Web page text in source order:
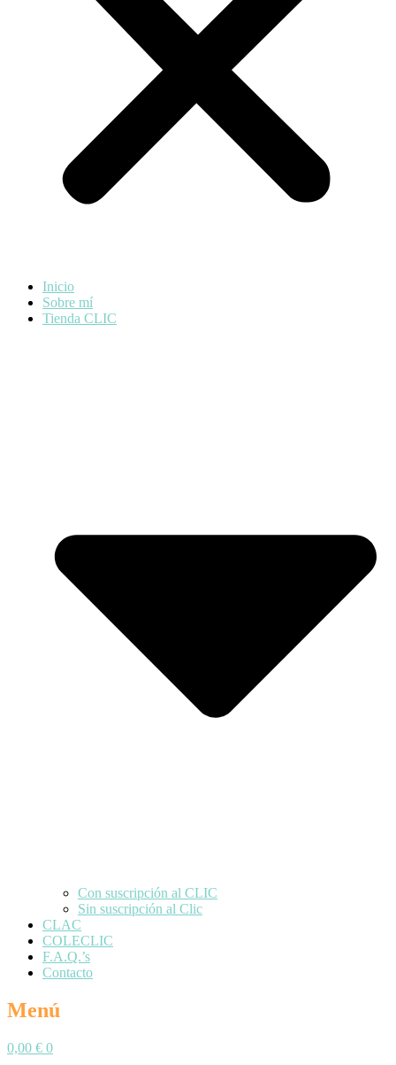
Inicio
Sobre mí
Tienda CLIC
Con suscripción al CLIC
Sin suscripción al Clic
CLAC
COLECLIC
F.A.Q.’s
Contacto
Menú
0,00 € 0